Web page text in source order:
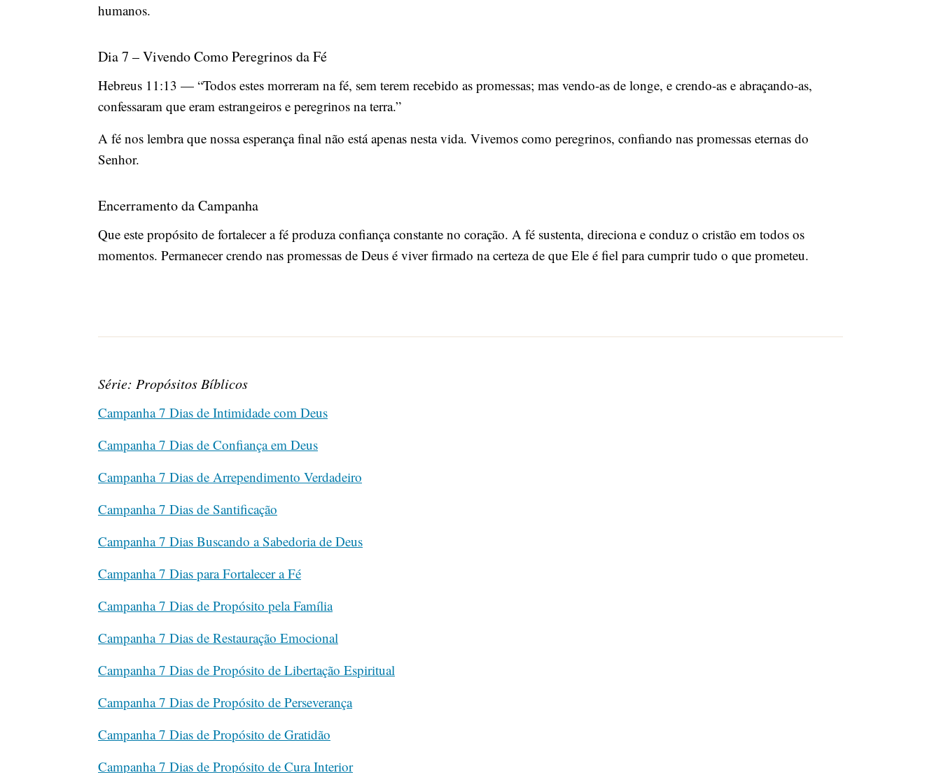
humanos.
Dia 7 – Vivendo Como Peregrinos da Fé
Hebreus 11:13 — “Todos estes morreram na fé, sem terem recebido as promessas; mas vendo-as de longe, e crendo-as e abraçando-as,
confessaram que eram estrangeiros e peregrinos na terra.”
A fé nos lembra que nossa esperança final não está apenas nesta vida. Vivemos como peregrinos, confiando nas promessas eternas do
Senhor.
Encerramento da Campanha
Que este propósito de fortalecer a fé produza confiança constante no coração. A fé sustenta, direciona e conduz o cristão em todos os
momentos. Permanecer crendo nas promessas de Deus é viver firmado na certeza de que Ele é fiel para cumprir tudo o que prometeu.
Série: Propósitos Bíblicos
Campanha 7 Dias de Intimidade com Deus
Campanha 7 Dias de Confiança em Deus
Campanha 7 Dias de Arrependimento Verdadeiro
Campanha 7 Dias de Santificação
Campanha 7 Dias Buscando a Sabedoria de Deus
Campanha 7 Dias para Fortalecer a Fé
Campanha 7 Dias de Propósito pela Família
Campanha 7 Dias de Restauração Emocional
Campanha 7 Dias de Propósito de Libertação Espiritual
Campanha 7 Dias de Propósito de Perseverança
Campanha 7 Dias de Propósito de Gratidão
Campanha 7 Dias de Propósito de Cura Interior